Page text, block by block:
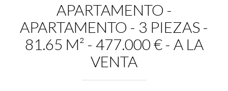
APARTAMENTO -
APARTAMENTO - 3 PIEZAS -
81.65 M² - 477.000 € - A LA
VENTA